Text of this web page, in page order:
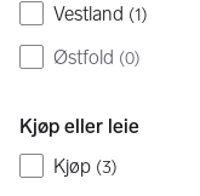
Vestland (1)
Østfold (0)
Kjøp eller leie
Kjøp (3)